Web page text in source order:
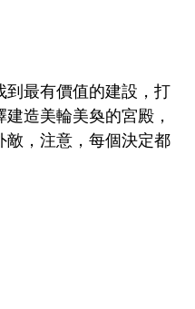
到最有價值的建設，打
造美輪美奐的宮殿，
敵，注意，每個決定都